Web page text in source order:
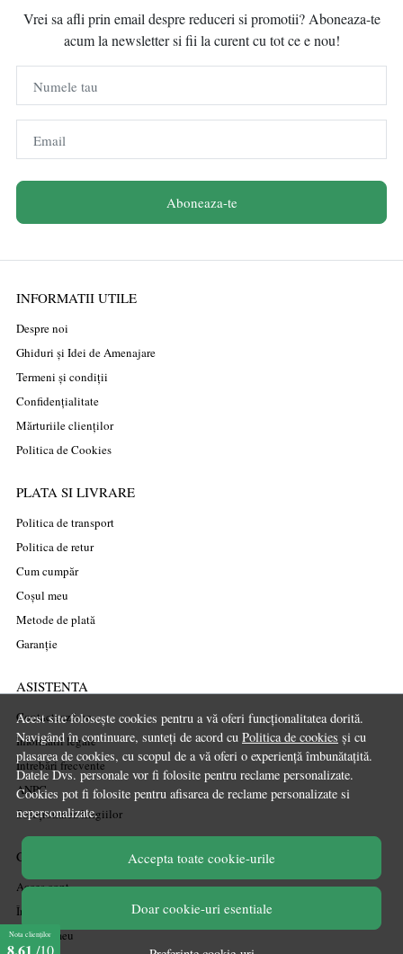
Acest site folosește cookies pentru a vă oferi funcționalitatea dorită.
Navigând în continuare, sunteți de acord cu Politica de cookies și cu
plasarea de cookies, cu scopul de a vă oferi o experiență îmbunătațită.
Datele Dvs. personale vor fi folosite pentru reclame personalizate.
Cookies pot fi folosite pentru afisarea de reclame personalizate si
nepersonalizate.
Accepta toate cookie-urile
Doar cookie-uri esentiale
Vrei sa afli prin email despre reduceri si promotii? Aboneaza-te
acum la newsletter si fii la curent cu tot ce e nou!
Numele tau
Email
Aboneaza-te
INFORMATII UTILE
Despre noi
Ghiduri și Idei de Amenajare
Termeni și condiții
Confidențialitate
Mărturiile clienților
Politica de Cookies
PLATA SI LIVRARE
Politica de transport
Politica de retur
Cum cumpăr
Coșul meu
Metode de plată
Garanție
ASISTENTA
Contactează-ne
Informatii legale
Întrebări frecvente
ANPC
Soluționarea litigiilor
CONT CLIENT
Acces cont
Înregistrare
Contul meu
Nota clienților
/10